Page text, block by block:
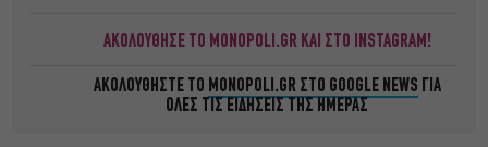
ΑΚΟΛΟΥΘΗΣΕ ΤΟ MONOPOLI.GR ΚΑΙ ΣΤΟ INSTAGRAM!
ΑΚΟΛΟΥΘΗΣΤΕ ΤΟ MONOPOLI.GR ΣΤΟ GOOGLE NEWS ΓΙΑ
ΟΛΕΣ ΤΙΣ ΕΙΔΗΣΕΙΣ ΤΗΣ ΗΜΕΡΑΣ